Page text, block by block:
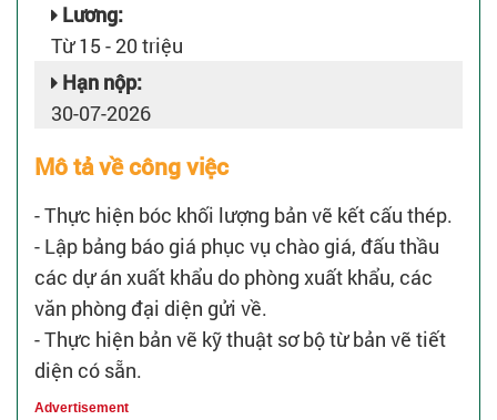
Lương:
Từ 15 - 20 triệu
Hạn nộp:
30-07-2026
Mô tả về công việc
- Thực hiện bóc khối lượng bản vẽ kết cấu thép.
- Lập bảng báo giá phục vụ chào giá, đấu thầu
các dự án xuất khẩu do phòng xuất khẩu, các
văn phòng đại diện gửi về.
- Thực hiện bản vẽ kỹ thuật sơ bộ từ bản vẽ tiết
diện có sẵn.
Advertisement